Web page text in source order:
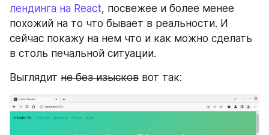
лендинга на React, посвежее и более менее
похожий на то что бывает в реальности. И
сейчас покажу на нем что и как можно сделать
в столь печальной ситуации.
Выглядит не без изысков вот так: